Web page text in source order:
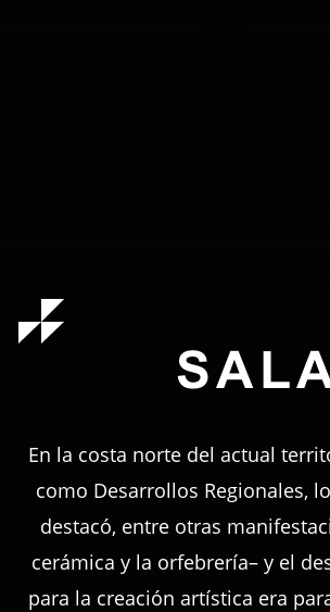
En la costa norte del actual
como Desarrollos Regionales,
destacó, entre otras
cerámica y la orfebrería– y el
para la creación artística era